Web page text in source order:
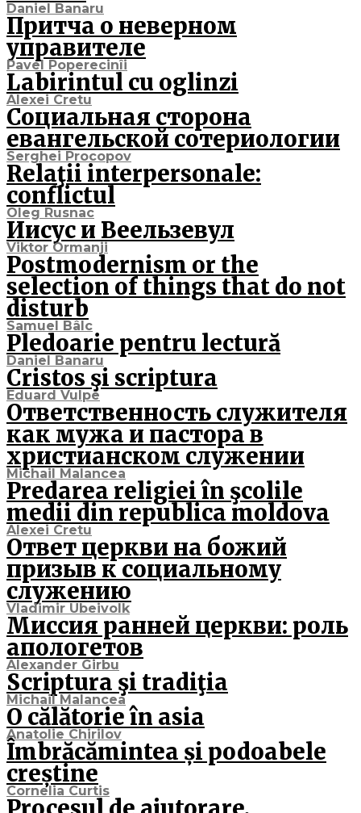
Daniel Banaru
Притча о неверном
управителе
Pavel Poperecinîi
Labirintul cu oglinzi
Alexei Cretu
Социальная сторона
евангельской сотериологии
Serghei Procopov
Relaţii interpersonale:
conflictul
Oleg Rusnac
Иисус и Веельзевул
Viktor Ormanji
Postmodernism or the
selection of things that do not
disturb
Samuel Bâlc
Pledoarie pentru lectură
Daniel Banaru
Cristos şi scriptura
Eduard Vulpe
Ответственность служителя
как мужа и пастора в
христианском служении
Michail Malancea
Predarea religiei în şcolile
medii din republica moldova
Alexei Cretu
Ответ церкви на божий
призыв к социальному
служению
Vladimir Ubeivolk
Миссия ранней церкви: роль
апологетов
Alexander Girbu
Scriptura şi tradiţia
Michail Malancea
O călătorie în asia
Anatolie Chirilov
Îmbrăcămintea și podoabele
creștine
Cornelia Curtis